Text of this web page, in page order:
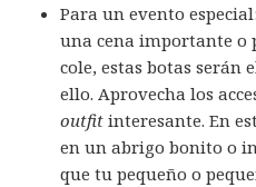
Para un evento
una cena importante o
cole, estas botas serán
ello. Aprovecha los
outfitinteresante. En
en un abrigo bonito o
que tu pequeño o